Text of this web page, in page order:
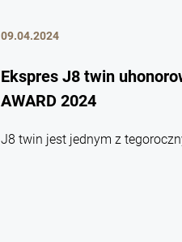
09.04.2024
Ekspres J8 twin
AWARD 2024
J8 twin jest jednym z